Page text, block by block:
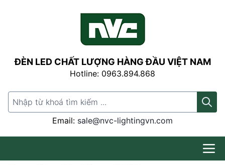
ĐÈN LED CHẤT LƯỢNG HÀNG ĐẦU VIỆT NAM
Hotline: 0963.894.868
Search for:
Email: sale@nvc-lightingvn.com